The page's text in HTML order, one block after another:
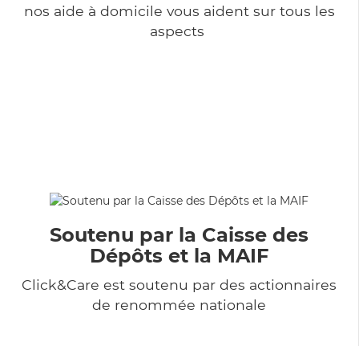
nos aide à domicile vous aident sur tous les
aspects
Soutenu par la Caisse des
Dépôts et la MAIF
Click&Care est soutenu par des actionnaires
de renommée nationale